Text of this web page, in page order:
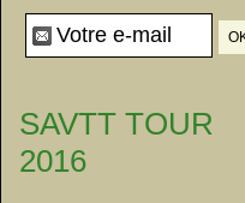
SAVTT TOUR
2016